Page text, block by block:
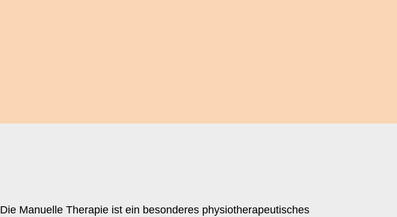
Die Manuelle Therapie ist ein besonderes physiotherapeutisches